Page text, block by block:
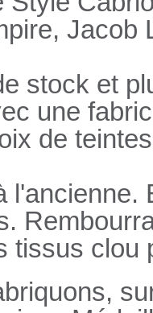
Jacob
stock et
une
de
tissus clou